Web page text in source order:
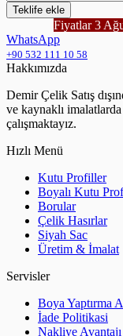
Teklife ekle
Fiyatlar 3
WhatsApp
+90 532 111 10 58
Hakkımızda
Demir Çelik Satış
ve kaynaklı
çalışmaktayız.
Hızlı Menü
Kutu Profiller
Boyalı Kutu
Borular
Çelik Hasırlar
Siyah Sac
Üretim & İmalat
Servisler
Boya Yaptırma
İade Politikasi
Nakliye Avantajı